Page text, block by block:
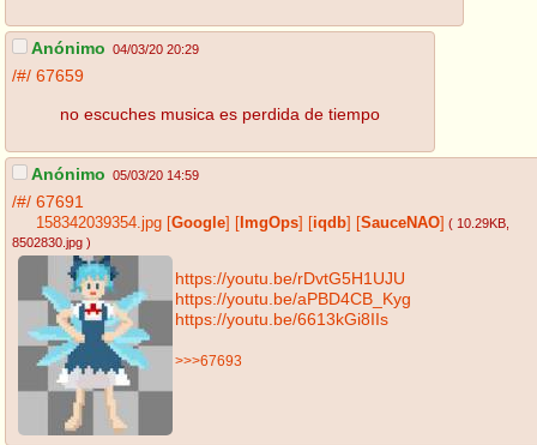
Anónimo 04/03/20 20:29
/#/ 67659
no escuches musica es perdida de tiempo
Anónimo 05/03/20 14:59
/#/ 67691
158342039354.jpg Google ImgOps iqdb SauceNAO ( 10.29KB
8502830.jpg )
https://youtu.be/rDvtG5H1UJU
https://youtu.be/aPBD4CB_Kyg
https://youtu.be/6613kGi8IIs
>>>67693